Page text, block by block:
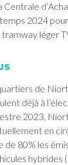
2024
léger
de
déjà à
2023,
en
80% les
hybrides